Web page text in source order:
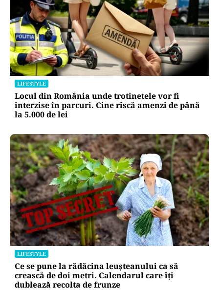
LIFESTYLE
Locul din România unde trotinetele vor fi
interzise în parcuri. Cine riscă amenzi de până
la 5.000 de lei
LIFESTYLE
Ce se pune la rădăcina leușteanului ca să
crească de doi metri. Calendarul care îți
dublează recolta de frunze